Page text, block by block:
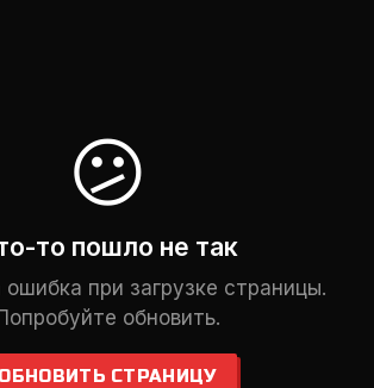
😕
то пошло не так
при загрузке страницы.
обновить.
ОБНОВИТЬ СТРАНИЦУ